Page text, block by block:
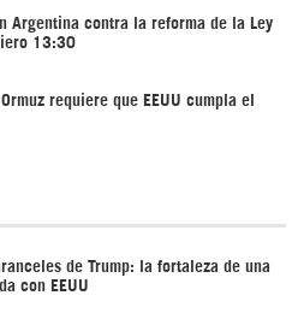
Argentina contra la reforma de la Ley
13:30
requiere que EEUU cumpla el
de Trump: la fortaleza de una
con EEUU